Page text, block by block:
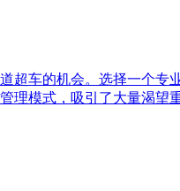
车的机会。选择一个专
理模式，吸引了大量渴望